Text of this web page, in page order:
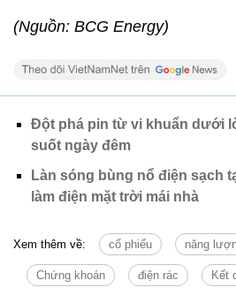
(Nguồn: BCG Energy)
Đột phá pin từ vi khuẩn dưới
suốt ngày đêm
Làn sóng bùng nổ điện sạch
làm điện mặt trời mái nhà
Xem thêm về: cổ phiếu năng
Chứng khoán điện rác Kết